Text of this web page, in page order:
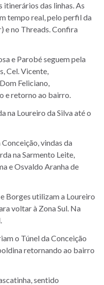
das linhas. As
tempo real, pelo perfil da
e no Threads. Confira
e Parobé seguem pela
Cel. Vicente,
Feliciano,
e retorno ao bairro.
na Loureiro da Silva até o
vindas da
na Sarmento Leite,
e Osvaldo Aranha de
Borges utilizam a Loureiro
voltar à Zona Sul. Na
o Túnel da Conceição
retornando ao bairro
sentido